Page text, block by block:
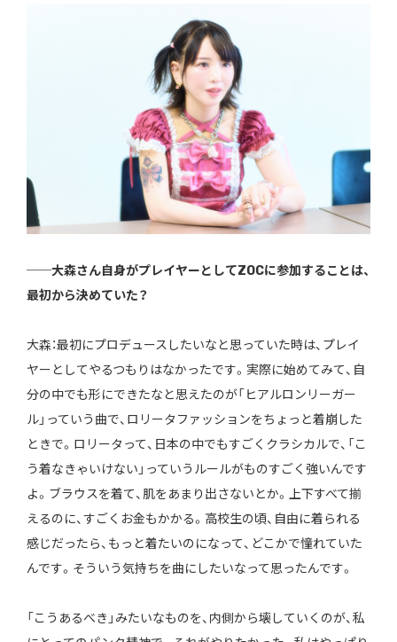
──大森さん自身がプレイヤーとしてZOCに参加することは、
最初から決めていた？
大森：最初にプロデュースしたいなと思っていた時は、プレイ
ヤーとしてやるつもりはなかったです。実際に始めてみて、自
分の中でも形にできたなと思えたのが「ヒアルロンリーガー
ル」っていう曲で、ロリータファッションをちょっと着崩した
ときで。ロリータって、日本の中でもすごくクラシカルで、「こ
う着なきゃいけない」っていうルールがものすごく強いんです
よ。ブラウスを着て、肌をあまり出さないとか。上下すべて揃
えるのに、すごくお金もかかる。高校生の頃、自由に着られる
感じだったら、もっと着たいのになって、どこかで憧れていた
んです。そういう気持ちを曲にしたいなって思ったんです。
「こうあるべき」みたいなものを、内側から壊していくのが、私